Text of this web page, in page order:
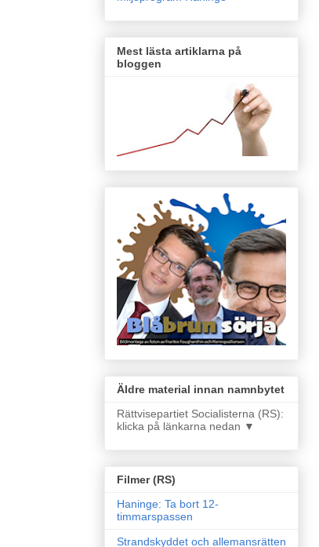
Mest lästa artiklarna på
bloggen
Äldre material innan namnbytet
Rättvisepartiet Socialisterna (RS):
klicka på länkarna nedan ▼
Filmer (RS)
Haninge: Ta bort 12-
timmarspassen
Strandskyddet och allemansrätten